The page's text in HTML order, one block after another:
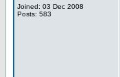
Joined: 03 Dec 2008
Posts: 583